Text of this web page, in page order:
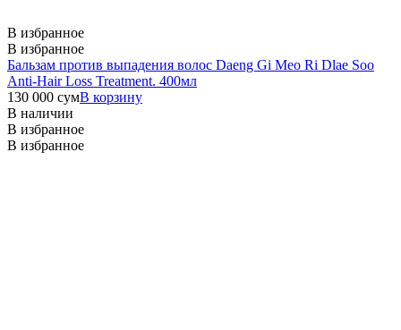
В избранное
В избранное
Бальзам против выпадения волос Daeng Gi Meo Ri Dlae Soo
Anti-Hair Loss Treatment. 400мл
130 000 сумВ корзину
В наличии
В избранное
В избранное